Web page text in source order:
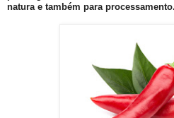
natura e também para processamento.